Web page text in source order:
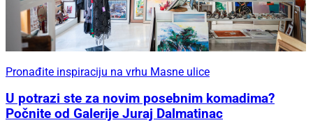
Pronađite inspiraciju na vrhu Masne ulice
U potrazi ste za novim posebnim komadima?
Počnite od Galerije Juraj Dalmatinac